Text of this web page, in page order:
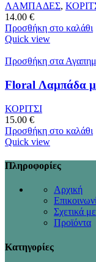
ΛΑΜΠΑΔΕΣ,
14.00 €
Προσθήκη στο καλάθι
Quick view
Προσθήκη στα
Floral Λαμπάδα
ΚΟΡΙΤΣΙ
15.00 €
Προσθήκη στο καλάθι
Quick view
Πληροφορίες
Αρχική
Σχετικά
Προϊόντα
Κατηγορίες